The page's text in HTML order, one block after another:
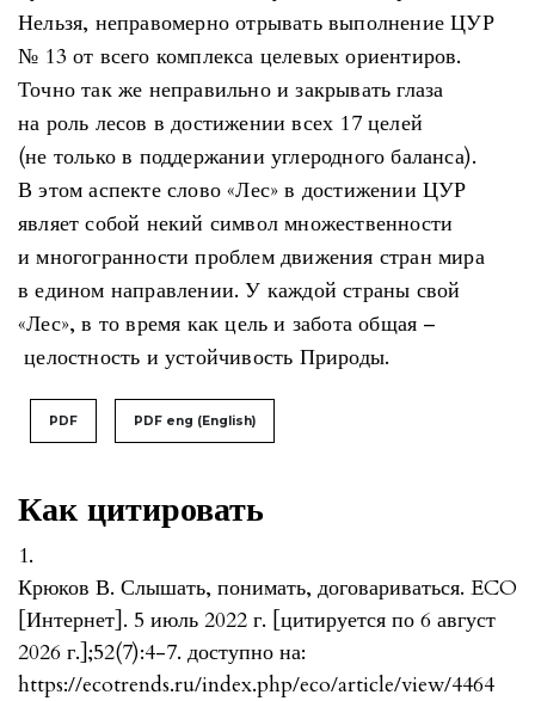
Как цитировать
1.
Крюков В. Слышать, понимать, договариваться. ECO
[Интернет]. 5 июль 2022 г. [цитируется по 6 август
2026 г.];52(7):4-7. доступно на:
https://ecotrends.ru/index.php/eco/article/view/4464
Нельзя, неправомерно отрывать выполнение ЦУР
№ 13 от всего комплекса целевых ориентиров.
Точно так же неправильно и закрывать глаза
на роль лесов в достижении всех 17 целей
(не только в поддержании углеродного баланса).
В этом аспекте слово «Лес» в достижении ЦУР
являет собой некий символ множественности
и многогранности проблем движения стран мира
в едином направлении. У каждой страны свой
«Лес», в то время как цель и забота общая –
целостность и устойчивость Природы.
PDF PDF eng (English)